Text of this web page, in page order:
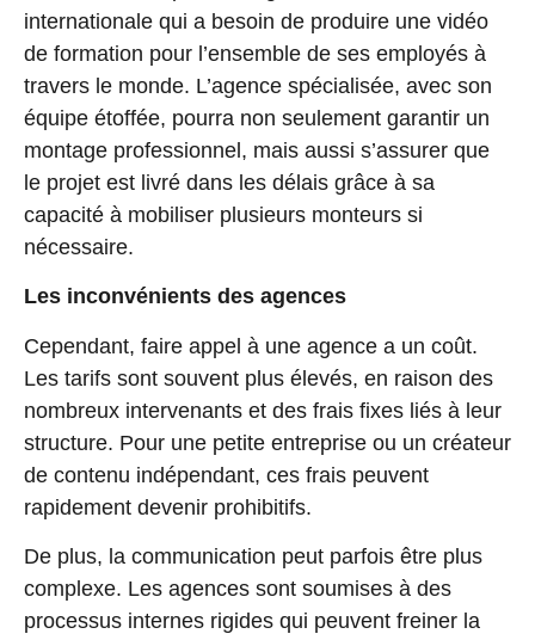
internationale qui a besoin de produire une vidéo
de formation pour l’ensemble de ses employés à
travers le monde. L’agence spécialisée, avec son
équipe étoffée, pourra non seulement garantir un
montage professionnel, mais aussi s’assurer que
le projet est livré dans les délais grâce à sa
capacité à mobiliser plusieurs monteurs si
nécessaire.
Les inconvénients des agences
Cependant, faire appel à une agence a un coût.
Les tarifs sont souvent plus élevés, en raison des
nombreux intervenants et des frais fixes liés à leur
structure. Pour une petite entreprise ou un créateur
de contenu indépendant, ces frais peuvent
rapidement devenir prohibitifs.
De plus, la communication peut parfois être plus
complexe. Les agences sont soumises à des
processus internes rigides qui peuvent freiner la